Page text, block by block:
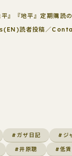
』 『地平』定期購読
読者投稿／
#ガザ日記 #ジ
#井原聰 #低